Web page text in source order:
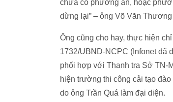
chưa có phương án, hoặc
dừng lại” – ông Võ Văn Thương
Ông cũng cho hay, thực hiện
1732/UBND-NCPC (Infonet đã
phối hợp với Thanh tra Sở TN-
hiện trường thi công cải tạo
do ông Trần Quá làm đại diện.